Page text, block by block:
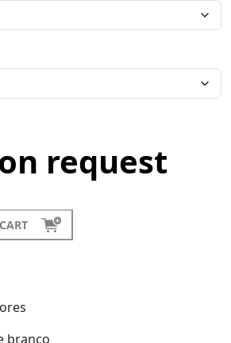
request
branco